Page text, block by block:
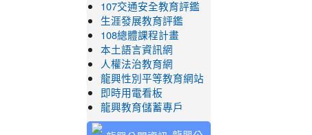
107交通安全教育評鑑
生涯發展教育評鑑
108總體課程計畫
本土語言資訊網
人權法治教育網
龍興性別平等教育網站
即時用電看板
龍興教育儲蓄專戶